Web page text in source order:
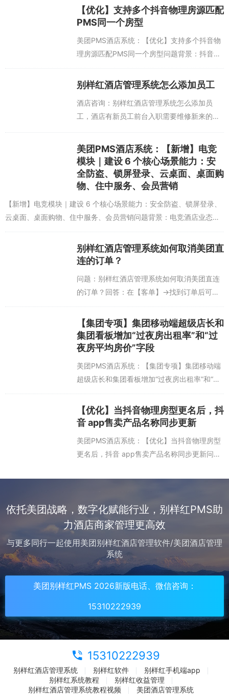
单备注最对允许录入200个字，而渠道备注需
要占掉120-260个字，留给前台的录入...
【优化】支持多个抖音物理房源匹配
PMS同一个房型
美团PMS酒店系统：【优化】支持多个抖音物
理房源匹配PMS同一个房型问题背景：抖音物
理房型与PMS本地房型只能 1v1绑定，导致①
抖音上线多个特色房源后，无法匹配PMS同一
别样红酒店管理系统怎么添加员工
酒店咨询：别样红酒店管理系统怎么添加员
工，酒店有新员工前台入职需要维修新来的前
账号，以下为操作教程：操作步骤：【设置】-
>【酒店信息维护】->【用户...
美团PMS酒店系统：【新增】电竞
模块｜建设 6 个核心场景能力：安
全防盗、锁屏登录、云桌面、桌面购
物、住中服务、会员营销
【新增】电竞模块｜建设 6 个核心场景能力：安全防盗、锁屏登录、
云桌面、桌面购物、住中服务、会员营销问题背景：电竞酒店业态所
需要的登录合规、电脑安全、电脑购物、住中客需等， 现在还需要走
别样红酒店管理系统如何取消美团直
连的订单？
问题：别样红酒店管理系统如何取消美团直连
的订单？回答：在【客单】->找到订单后可直
接点击【取消订单】，无法成功取消订单的原
因如下，请根据提示解决（若设计集团配置参
数，请联系总部统一配置哦~）。①...
【集团专项】集团移动端超级店长和
集团看板增加“过夜房出租率”和“过
夜房平均房价”字段
美团PMS酒店系统：【集团专项】集团移动端
超级店长和集团看板增加“过夜房出租率”和“过
夜房平均房价”字段问题背景：集团反馈希望集
团侧移动端经营看板增加过夜房出租率、过夜
房平均房价字段，方便集团深度分析...
【优化】当抖音物理房型更名后，抖
音 app售卖产品名称同步更新
美团PMS酒店系统：【优化】当抖音物理房型
更名后，抖音 app售卖产品名称同步更新问题
法自动更名，且抖音来客后台不支持修改直连
依托美团战略，数字化赋能行业，别样红PMS助
力酒店商家管理更高效
与更多同行一起使用美团别样红酒店管理软件/美团酒店管理
系统
美团别样红PMS 2026新版电话、微信咨询：
15310222939
15310222939
别样红酒店管理系统 别样红软件
别样红手机端app
别样红系统教程
别样红收益管理
别样红酒店管理系统教程视频
美团酒店管理系统